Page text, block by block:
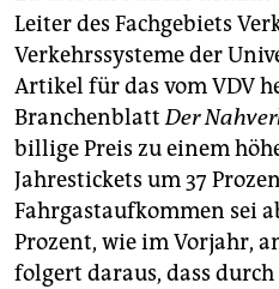
Leiter des Fachgebiets
Verkehrssysteme der
Artikel für das vom VDV
BranchenblattDer
billige Preis zu einem
Jahrestickets um 37
Fahrgastaufkommen sei
Prozent, wie im Vorjahr,
folgert daraus, dass